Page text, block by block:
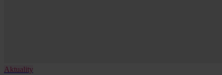
Aktuality